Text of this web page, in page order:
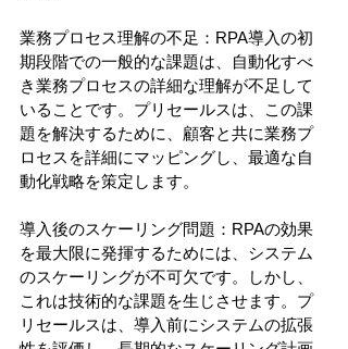
業務プロセス理解の不足：RPA導入の初
期段階での一般的な課題は、自動化すべ
き業務プロセスの詳細な理解が不足して
いることです。プリセールスは、この課
題を解決するために、顧客と共に業務プ
ロセスを詳細にマッピングし、最適な自
動化戦略を策定します。
導入後のスケーリング問題：RPAの効果
を最大限に発揮するためには、システム
のスケーリングが不可欠です。しかし、
これは技術的な課題を生じさせます。プ
リセールスは、導入前にシステムの拡張